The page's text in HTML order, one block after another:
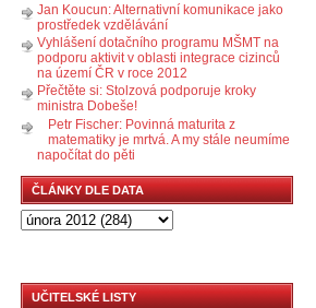
Jan Koucun: Alternativní komunikace jako
prostředek vzdělávání
Vyhlášení dotačního programu MŠMT na
podporu aktivit v oblasti integrace cizinců
na území ČR v roce 2012
Přečtěte si: Stolzová podporuje kroky
ministra Dobeše!
Petr Fischer: Povinná maturita z
matematiky je mrtvá. A my stále neumíme
napočítat do pěti
ČLÁNKY DLE DATA
UČITELSKÉ LISTY